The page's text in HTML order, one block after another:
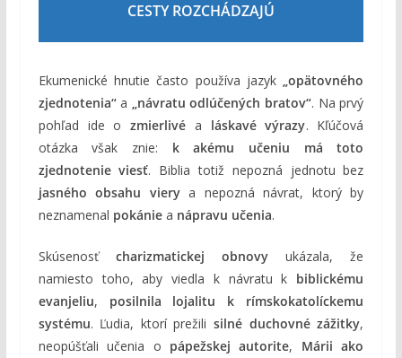
CESTY ROZCHÁDZAJÚ
Ekumenické hnutie často používa jazyk„opätovného
zjednotenia“a „návratu odlúčených bratov“. Na prvý
pohľad ide ozmierlivé a láskavé výrazy. Kľúčová
otázka však znie: k akému učeniu má toto
zjednotenie viesť. Biblia totiž nepozná jednotu bez
jasného obsahu vierya nepozná návrat, ktorý by
neznamenal pokániea nápravu učenia.
Skúsenosť charizmatickej obnovy ukázala, že
namiesto toho, aby viedla k návratu k biblickému
evanjeliu, posilnila lojalitu k rímskokatolíckemu
systému. Ľudia, ktorí prežilisilné duchovné zážitky,
neopúšťali učenia o pápežskej autorite, Márii ako